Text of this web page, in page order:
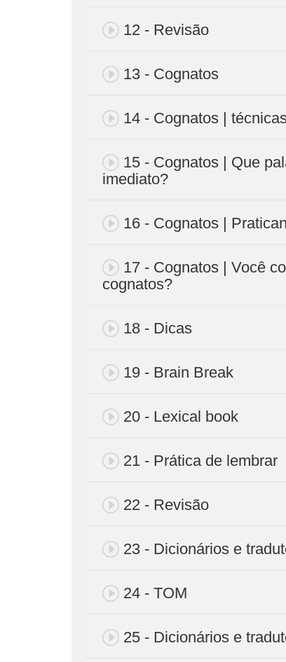
12 - Revisão
13 - Cognatos
14 - Cognatos |
15 - Cognatos | Que
imediato?
16 - Cognatos |
17 - Cognatos | Você
cognatos?
18 - Dicas
19 - Brain Break
20 - Lexical book
21 - Prática de lembrar
22 - Revisão
23 - Dicionários e
24 - TOM
25 - Dicionários e